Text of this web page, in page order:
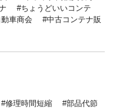
ちょうどいいコンテ
車商会
中古コンテナ販
修理時間短縮
部品代節